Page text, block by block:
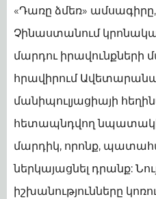
«Դառը ձմեռ» ամսագիրը,
Չինաստանում
մարդու իրավունքների
հրավիրում
մանիպուլյացիայի
հետապնդվող
մարդիկ, որոնք,
ներկայացնել դրանք:
իշխանությունները